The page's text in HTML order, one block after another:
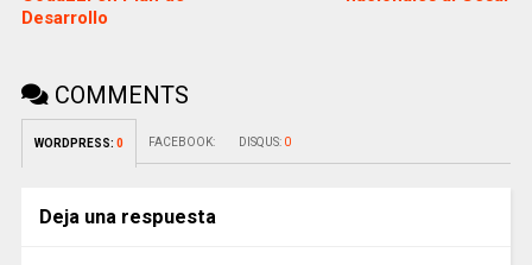
Desarrollo
COMMENTS
WORDPRESS: 0 FACEBOOK: DISQUS: 0
Deja una respuesta